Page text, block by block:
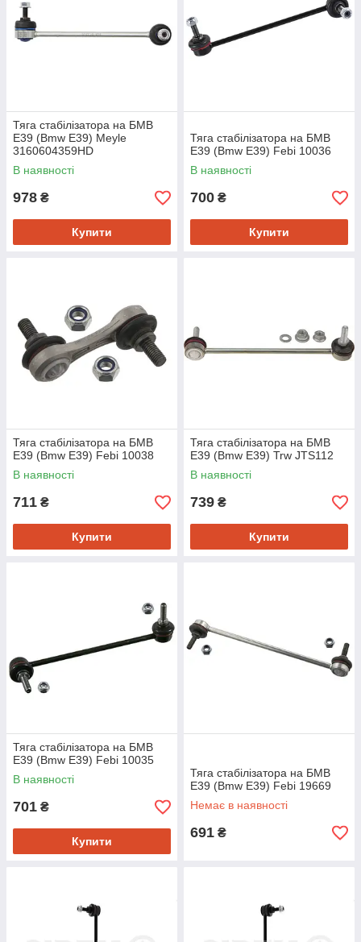
Тяга стабілізатора на БМВ
Е39 (Bmw E39) Meyle
3160604359HD
В наявності
978 ₴
Купити
Тяга стабілізатора на БМВ
Е39 (Bmw E39) Febi 10036
В наявності
700 ₴
Купити
Тяга стабілізатора на БМВ
Е39 (Bmw E39) Febi 10038
В наявності
711 ₴
Купити
Тяга стабілізатора на БМВ
Е39 (Bmw E39) Trw JTS112
В наявності
739 ₴
Купити
Тяга стабілізатора на БМВ
Е39 (Bmw E39) Febi 10035
В наявності
701 ₴
Купити
Тяга стабілізатора на БМВ
Е39 (Bmw E39) Febi 19669
Немає в наявності
691 ₴